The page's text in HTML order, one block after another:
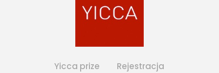
Yicca prize Rejestracja